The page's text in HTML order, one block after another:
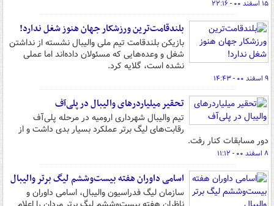
۱۵ اسفند ۰۰ - ۲۲:۱۶
بلندقامت‌ترین ورزشکار جهان هنوز شغل ندارد!
بازیکن بلندقامت تیم ملی والیبال نشسته از نداشتن
شغل و وعده‌هایی که مسئولان داده‌اند اما عملی
نشده است، گلایه کرد.
۹ اسفند ۰۰ - ۱۴:۴۳
تحقیر میلیاردرهای والیبال در پلی‌آف
تیم والیبال شهرداری ارومیه در مرحله پلی‌آف
رقابت‌های لیگ برتر عملکرد بسیار بدی داشت و از
دور مسابقات کنار رفت.
۸ اسفند ۰۰ - ۱۱:۱۲
اسامی داوران هفته بیست‌وششم لیگ برتر والیبال
سازمان لیگ فدراسیون والیبال، اسامی داوران و